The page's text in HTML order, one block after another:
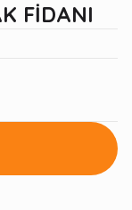
FİDANI